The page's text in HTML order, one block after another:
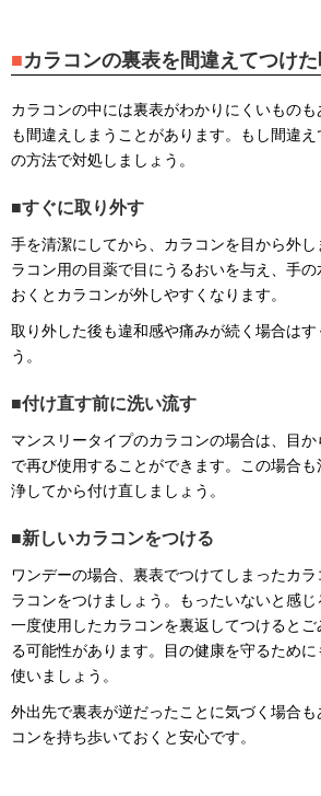
カラコンの裏表を間違えてつけ
カラコンの中には裏表がわかりにくいもの
も間違えしまうことがあります。もし間違
の方法で対処しましょう。
すぐに取り外す
手を清潔にしてから、カラコンを目から外
ラコン用の目薬で目にうるおいを与え、手
おくとカラコンが外しやすくなります。
取り外した後も違和感や痛みが続く場合はす
う。
付け直す前に洗い流す
マンスリータイプのカラコンの場合は、目か
で再び使用することができます。この場合
浄してから付け直しましょう。
新しいカラコンをつける
ワンデーの場合、裏表でつけてしまったカ
ラコンをつけましょう。もったいないと感じ
一度使用したカラコンを裏返してつけると
る可能性があります。目の健康を守るため
使いましょう。
外出先で裏表が逆だったことに気づく場合
コンを持ち歩いておくと安心です。